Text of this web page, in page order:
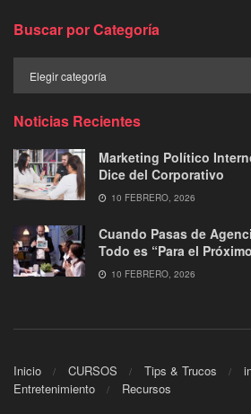
Buscar por Categoría
por
Noticias Recientes
Marketing Político
Dice del Corporativo
10 FEBRERO, 2026
Cuando Pasas de
Todo es “Para el
10 FEBRERO, 2026
Inicio CURSOS Tips & Trucos
Entretenimiento
Recursos